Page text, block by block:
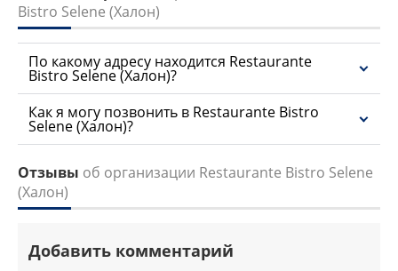
Bistro Selene (Халон)
По какому адресу находится Restaurante
Bistro Selene (Халон)?
Как я могу позвонить в Restaurante Bistro
Selene (Халон)?
Отзывы об организации Restaurante Bistro Selene
(Халон)
Добавить комментарий